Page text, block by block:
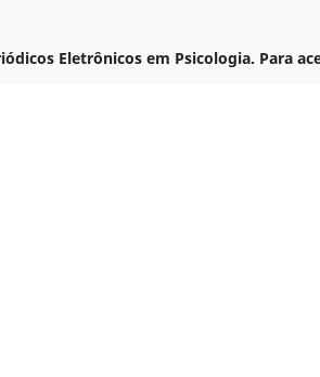
Eletrônicos em Psicologia. Para